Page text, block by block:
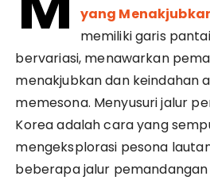
yang
memiliki garis
bervariasi, menawarkan
menakjubkan dan keindahan
memesona. Menyusuri jalur
Korea adalah cara yang
mengeksplorasi pesona
beberapa jalur